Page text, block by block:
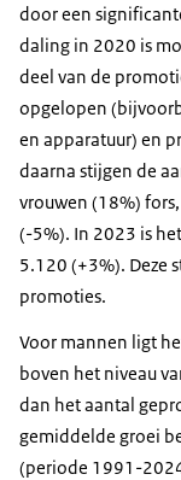
door een
daling in 2020 is
deel van de
opgelopen
en apparatuur) en
daarna stijgen de
vrouwen (18%)
(-5%). In 2023 is
5.120 (+3%). Deze
promoties.
Voor mannen ligt
boven het niveau
dan het aantal
gemiddelde groei
(periode 1991-